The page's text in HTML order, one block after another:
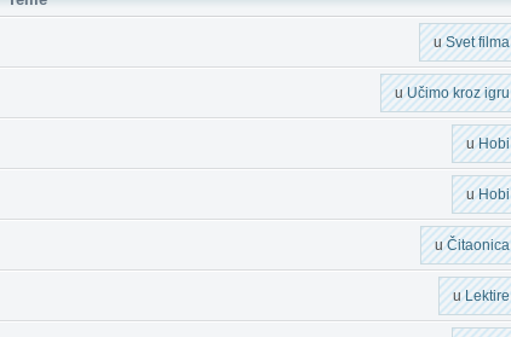
uSvet filma
uUčimo kroz igru
uHobi
uHobi
uČitaonica
uLektire